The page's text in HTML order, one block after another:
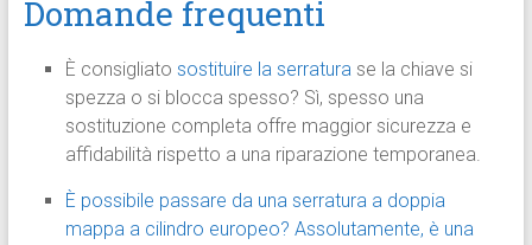
Domande frequenti
È consigliato sostituire la serraturase la chiave si
spezza o si blocca spesso? Sì, spesso una
sostituzione completa offre maggior sicurezza e
affidabilità rispetto a una riparazione temporanea.
È possibile passare da una serratura a doppia
mappa a cilindro europeo? Assolutamente, è una